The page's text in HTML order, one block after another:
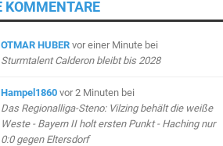
KOMMENTARE
OTMAR HUBER vor einer Minutebei
Sturmtalent Calderon bleibt bis 2028
Hampel1860 vor 2 Minuten bei
Das Regionalliga-Steno: Vilzing behält die weiße
Weste - Bayern II holt ersten Punkt - Haching nur
0:0 gegen Eltersdorf